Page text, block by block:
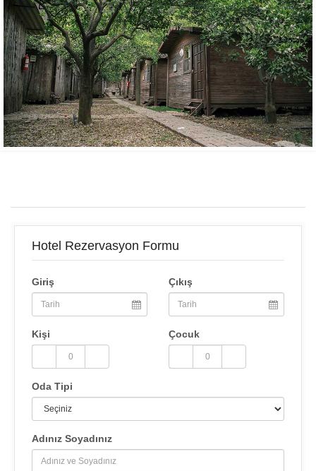
Hotel Rezervasyon Formu
Giriş Çıkış
Kişi Çocuk
Oda Tipi
Adınız Soyadınız